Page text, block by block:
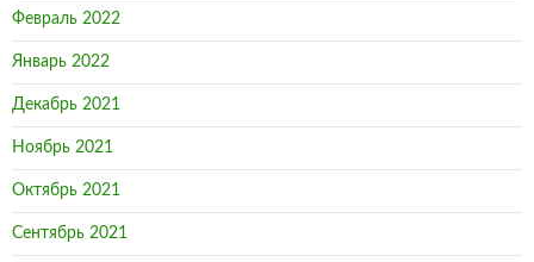
Февраль 2022
Январь 2022
Декабрь 2021
Ноябрь 2021
Октябрь 2021
Сентябрь 2021